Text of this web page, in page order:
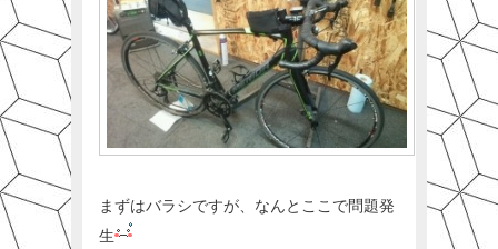
まずはバラシですが、なんとここで問題発
生